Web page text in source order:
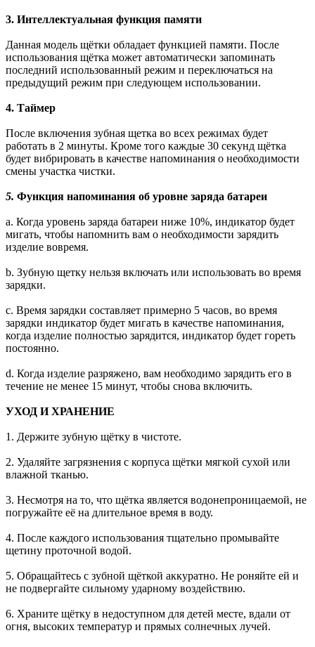
3. Интеллектуальная функция памяти
Данная модель щётки обладает функцией памяти. После
использования щётка может автоматически запоминать
последний использованный режим и переключаться на
предыдущий режим при следующем использовании.
4. Таймер
После включения зубная щетка во всех режимах будет
работать в 2 минуты. Кроме того каждые 30 секунд щётка
будет вибрировать в качестве напоминания о необходимости
смены участка чистки.
5. Функция напоминания об уровне заряда батареи
а. Когда уровень заряда батареи ниже 10%, индикатор будет
мигать, чтобы напомнить вам о необходимости зарядить
изделие вовремя.
b. Зубную щетку нельзя включать или использовать во время
зарядки.
c. Время зарядки составляет примерно 5 часов, во время
зарядки индикатор будет мигать в качестве напоминания,
когда изделие полностью зарядится, индикатор будет гореть
постоянно.
d. Когда изделие разряжено, вам необходимо зарядить его в
течение не менее 15 минут, чтобы снова включить.
УХОД И ХРАНЕНИЕ
1. Держите зубную щётку в чистоте.
2. Удаляйте загрязнения с корпуса щётки мягкой сухой или
влажной тканью.
3. Несмотря на то, что щётка является водонепроницаемой, не
погружайте её на длительное время в воду.
4. После каждого использования тщательно промывайте
щетину проточной водой.
5. Обращайтесь с зубной щёткой аккуратно. Не роняйте ей и
не подвергайте сильному ударному воздействию.
6. Храните щётку в недоступном для детей месте, вдали от
огня, высоких температур и прямых солнечных лучей.